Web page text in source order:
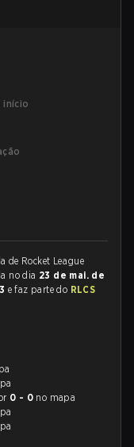
início
de Rocket League
no dia 23 de mai. de
e faz parte do RLCS
0 - 0 no mapa